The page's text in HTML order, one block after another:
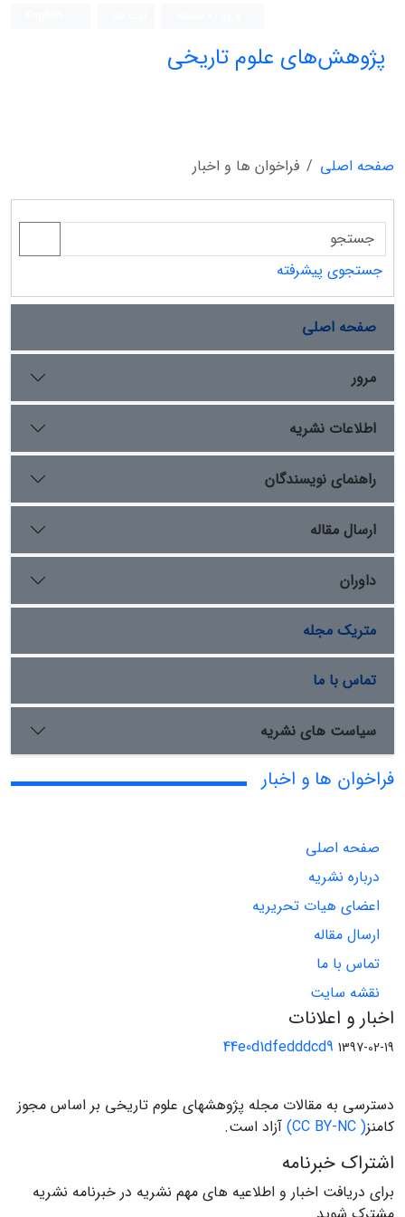
پژوهش‌های علوم تاریخی
صفحه اصلی فراخوان ها و اخبار
جستجوی پیشرفته
صفحه اصلی
مرور
اطلاعات نشریه
راهنمای نویسندگان
ارسال مقاله
داوران
متریک مجله
تماس با ما
سیاست های نشریه
فراخوان ها و اخبار
صفحه اصلی
درباره نشریه
اعضای هیات تحریریه
ارسال مقاله
تماس با ما
نقشه سایت
اخبار و اعلانات
44e0d1dfedddcd9 1397-02-19
دسترسی به مقالات مجله پژوهشهای علوم تاریخی بر اساس مجوز
کامنز( CC BY-NC) آزاد است.
اشتراک خبرنامه
برای دریافت اخبار و اطلاعیه های مهم نشریه در خبرنامه نشریه